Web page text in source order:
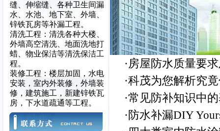
缝、伸缩缝、各种卫生间漏
水、水池、地下室、外墙、
锌铁瓦房等补漏工程。
清洗工程：清洗各种大楼、
外墙高空清洗、地面洗地打
蜡、物业保洁等清洗保洁工
程。
装修工程：楼层加固，水电
安装，室内外装修，外墙装
修，建筑施工，新建锌铁瓦
房，下水道疏通等工程。
·房屋防水质量要
·科茂为您解析究
·常见防补知识中
·防水补漏DIY